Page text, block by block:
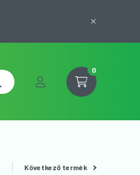
0
Következő termék